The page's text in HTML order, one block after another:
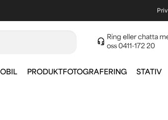
Ring eller chatta
oss 0411-172 20
PRODUKTFOTOGRAFERING STATIV